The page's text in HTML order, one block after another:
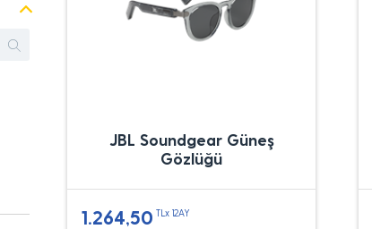
JBL Soundgear Güneş
Gözlüğü
1.264,50 TLx 12AY